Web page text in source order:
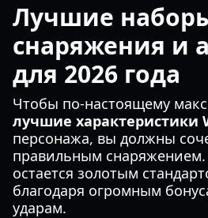
Лучшие
снаряжения и
для 2026 года
Чтобы по-настоящему
лучшие характеристики
персонажа, вы должны
правильным снаряжением.
остается золотым
благодаря огромным
ударам.